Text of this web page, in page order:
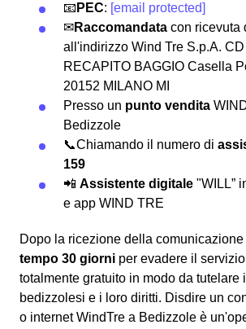
📧 PEC: [email protected]
✉Raccomandata con ricevuta
all'indirizzo Wind Tre S.p.A.
RECAPITO BAGGIO Casella
20152 MILANO MI
Presso un punto vendita
Bedizzole
📞Chiamando il numero di
159
📲 Assistente digitale "WILL”
e app WIND TRE
Dopo la ricezione della comunicazione
tempo 30 giorni per evadere il
totalmente gratuito in modo da tutelare
bedizzolesi e i loro diritti. Disdire un
o internet WindTre a Bedizzole è